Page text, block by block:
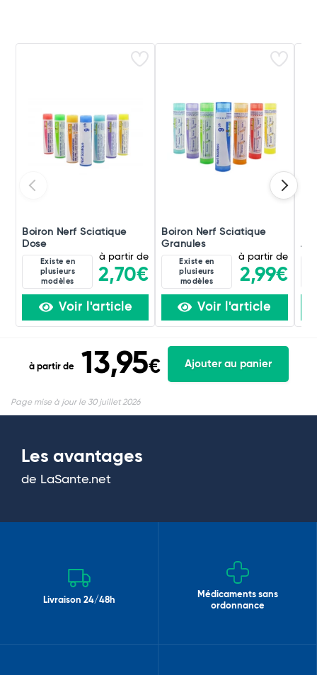
Boiron Nerf Sciatique
Dose
Existe en
plusieurs
modèles
à partir de
2,70€
Voir l'article
Boiron Nerf Sciatique
Granules
Existe en
plusieurs
modèles
à partir de
2,99€
Voir l'article
à partir de 13,95€ Ajouter au panier
Page mise à jour le 30 juillet 2026
Les avantages
de LaSante.net
Livraison 24/48h
Médicaments sans
ordonnance